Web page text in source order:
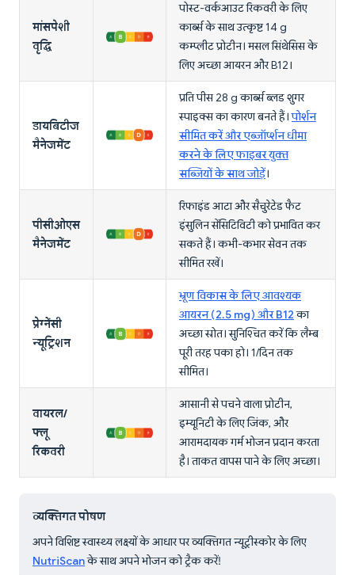
मांसपेशी
वृद्धि
पोस्ट-वर्कआउट रिकवरी के लिए
कार्ब्स के साथ उत्कृष्ट 14 g
कम्प्लीट प्रोटीन। मसल सिंथेसिस के
लिए अच्छा आयरन और B12।
डायबिटीज
मैनेजमेंट
प्रति पीस 28 g कार्ब्स ब्लड शुगर
स्पाइक्स का कारण बनते हैं।पोर्शन
सीमित करें और एब्जॉर्प्शन धीमा
करने के लिए फाइबर युक्त
सब्जियों के साथ जोड़ें।
पीसीओएस
मैनेजमेंट
रिफाइंड आटा और सैचुरेटेड फैट
इंसुलिन सेंसिटिविटी को प्रभावित कर
सकते हैं। कभी-कभार सेवन तक
सीमित रखें।
प्रेग्नेंसी
न्यूट्रिशन
भ्रूण विकास के लिए आवश्यक
आयरन (2.5 mg) और B12का
अच्छा स्रोत। सुनिश्चित करें कि लैम्ब
पूरी तरह पका हो। 1/दिन तक
सीमित।
वायरल/
फ्लू
रिकवरी
आसानी से पचने वाला प्रोटीन,
इम्यूनिटी के लिए जिंक, और
आरामदायक गर्म भोजन प्रदान करता
है। ताकत वापस पाने के लिए अच्छा।
व्यक्तिगत पोषण
अपने विशिष्ट स्वास्थ्य लक्ष्यों के आधार पर व्यक्तिगत न्यूट्रीस्कोर के लिए
NutriScanके साथ अपने भोजन को ट्रैक करें!